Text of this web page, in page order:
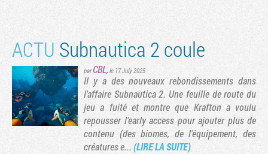
ACTU Subnautica 2 coule
parCBL, le 17 July 2025
Il y a des nouveaux rebondissements dans
l'affaire Subnautica 2. Une feuille de route du
jeu a fuité et montre que Krafton a voulu
repousser l'early access pour ajouter plus de
contenu (des biomes, de l'équipement, des
créatures e...(LIRE LA SUITE)